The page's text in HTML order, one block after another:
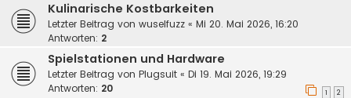
Kulinarische Kostbarkeiten
Letzter Beitrag von wuselfuzz « Mi 20. Mai 2026, 16:20
Antworten: 2
Spielstationen und Hardware
Letzter Beitrag von Plugsuit « Di 19. Mai 2026, 19:29
Antworten: 20 1 2